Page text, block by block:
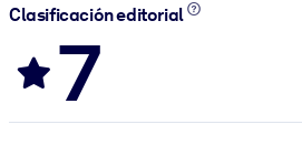
Clasificación editorial
7